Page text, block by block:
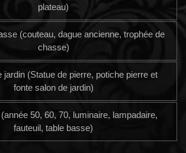
plateau)
(couteau, dague ancienne, trophée de
chasse)
jardin (Statue de pierre, potiche pierre et
fonte salon de jardin)
50, 60, 70, luminaire, lampadaire,
fauteuil, table basse)